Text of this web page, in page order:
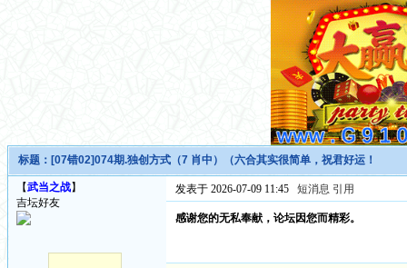
标题： [07错02]074期.独创方式（7 肖中）（六合其实很简单，祝君好运！
【武当之战】
吉坛好友
发表于 2026-07-09 11:45 短消息 引用
感谢您的无私奉献，论坛因您而精彩。